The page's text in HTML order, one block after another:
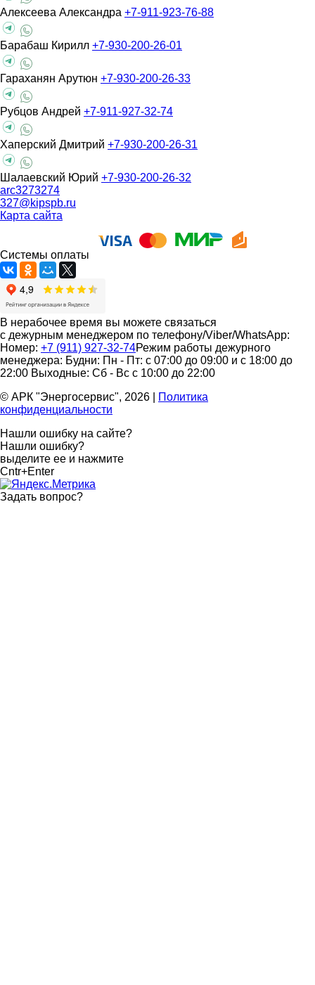
Алексеева Александра +7-911-923-76-88
Барабаш Кирилл +7-930-200-26-01
Гараханян Арутюн +7-930-200-26-33
Рубцов Андрей +7-911-927-32-74
Хаперский Дмитрий +7-930-200-26-31
Шалаевский Юрий +7-930-200-26-32
arc3273274
327@kipspb.ru
Карта сайта
Системы оплаты
В нерабочее время вы можете связаться
с дежурным менеджером по телефону/Viber/WhatsApp:
Номер: +7 (911) 927-32-74Режим работы дежурного
менеджера: Будни: Пн - Пт: с 07:00 до 09:00 и с 18:00 до
22:00 Выходные: Сб - Вс с 10:00 до 22:00
© АРК "Энергосервис", 2026
Политика
конфиденциальности
Нашли ошибку на сайте?
Нашли ошибку?
выделите ее и нажмите
Cntr+Enter
Задать вопрос?